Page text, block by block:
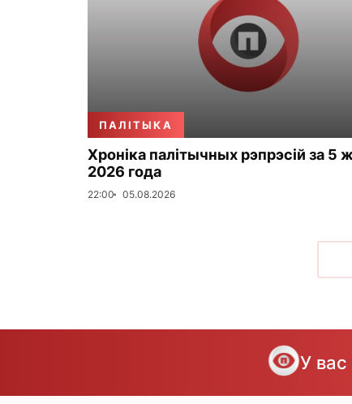
ПАЛІТЫКА
Хроніка палітычных рэпрэсій за 5
2026 года
22:00 05.08.2026
У вас